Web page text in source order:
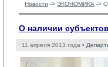
Новости -> ЭКОНОМИКА -> О
О наличии
11 апреля 2013 года •